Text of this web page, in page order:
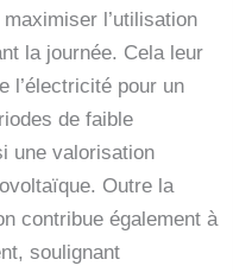
l’utilisation
la journée. Cela leur
l’électricité pour un
de faible
une valorisation
Outre la
contribue également à
soulignant